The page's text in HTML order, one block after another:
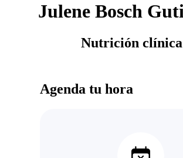
Julene Bosch
Nutrición clínica
Agenda tu hora